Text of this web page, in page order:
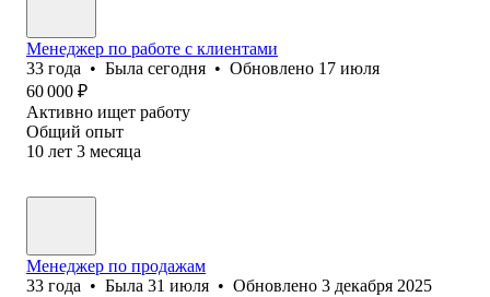
Менеджер по работе с клиентами
33 года • Была сегодня • Обновлено 17 июля
60 000 ₽
Активно ищет работу
Общий опыт
10 лет 3 месяца
Менеджер по продажам
33 года • Была 31 июля • Обновлено 3 декабря 2025